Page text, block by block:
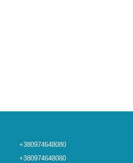
+380974648080
+380974648080